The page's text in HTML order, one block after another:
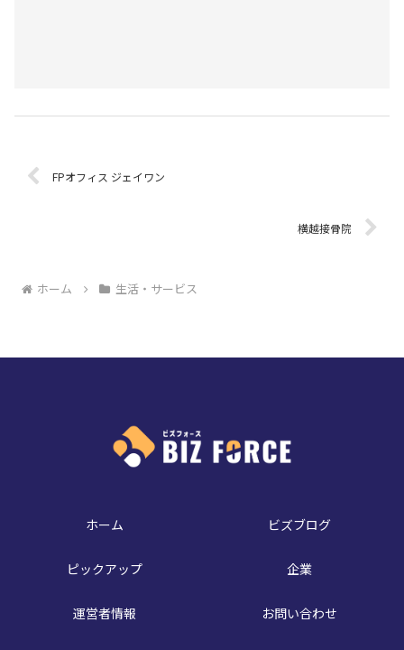
FPオフィス ジェイワン
横越接骨院
ホーム 生活・サービス
ホーム ビズブログ
ピックアップ 企業
運営者情報 お問い合わせ